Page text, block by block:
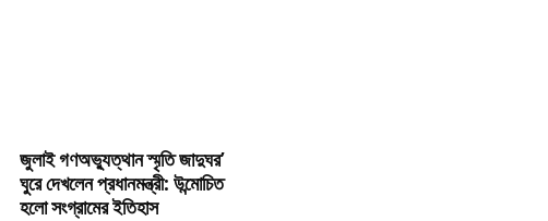
জুলাই গণঅভ্যুত্থান স্মৃতি জাদুঘর’
ঘুরে দেখলেন প্রধানমন্ত্রী: উন্মোচিত
হলো সংগ্রামের ইতিহাস